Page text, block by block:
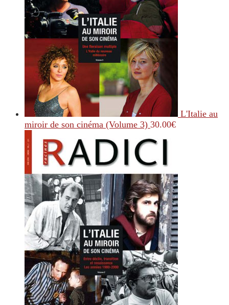
L'Italie au
miroir de son cinéma (Volume 3) 30.00€